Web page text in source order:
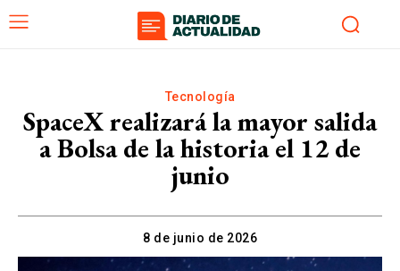
Tecnología
SpaceX realizará la mayor salida
a Bolsa de la historia el 12 de
junio
8 de junio de 2026